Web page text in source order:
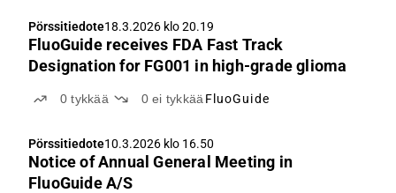
Pörssitiedote18.3.2026 klo 20.19
FluoGuide receives FDA Fast Track
Designation for FG001 in high-grade glioma
0tykkää 0ei tykkää FluoGuide
Pörssitiedote10.3.2026 klo 16.50
Notice of Annual General Meeting in
FluoGuide A/S